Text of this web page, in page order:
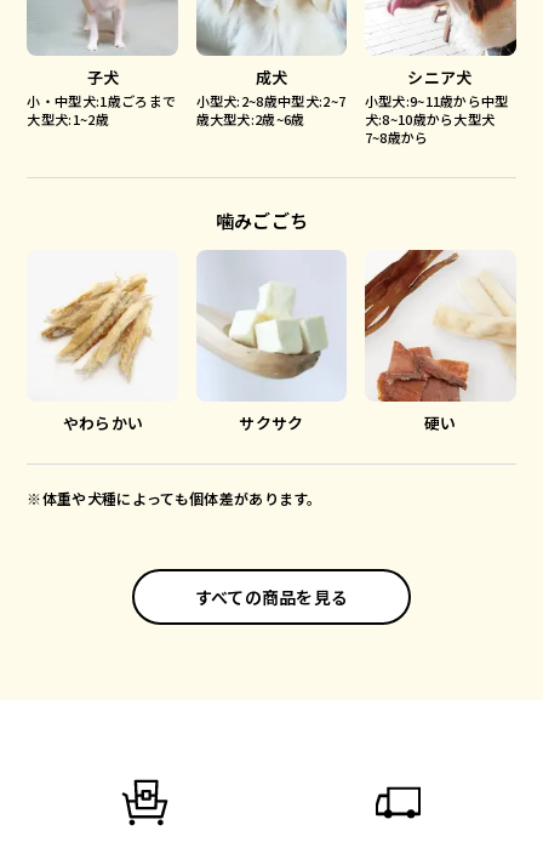
子犬
小・中型犬:1歳ごろまで
大型犬:1~2歳
成犬
小型犬:2~8歳中型犬:2~7
歳大型犬:2歳~6歳
シニア犬
小型犬:9~11歳から中型
犬:8~10歳から大型犬
7~8歳から
噛みごごち
やわらかい サクサク 硬い
※体重や犬種によっても個体差があります。
すべての商品を見る